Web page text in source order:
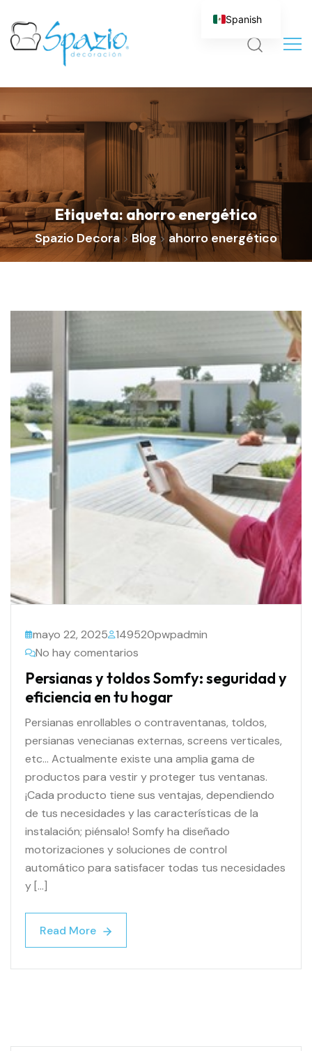
Etiqueta:ahorro energético
Spazio Decora >Blog>ahorro energético
mayo 22, 2025 149520pwpadmin
No hay comentarios
Persianas y toldos Somfy: seguridad y
eficiencia en tu hogar
Persianas enrollables o contraventanas, toldos,
persianas venecianas externas, screens verticales,
etc… Actualmente existe una amplia gama de
productos para vestir y proteger tus ventanas.
¡Cada producto tiene sus ventajas, dependiendo
de tus necesidades y las características de la
instalación; piénsalo! Somfy ha diseñado
motorizaciones y soluciones de control
automático para satisfacer todas tus necesidades
y […]
Read More
Read More
Spanish